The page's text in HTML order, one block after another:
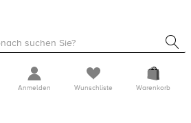
Anmelden Wunschliste Warenkorb